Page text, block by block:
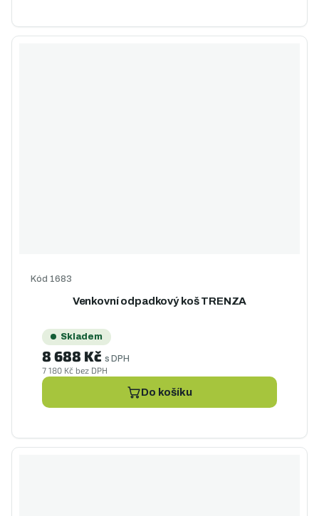
Venkovní odpadkový koš TRENZA
Kód 1683
Skladem
7 180 Kč bez DPH
8 688 Kč s DPH
Do košíku